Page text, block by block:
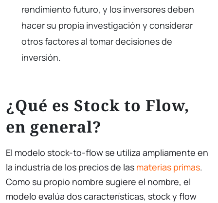
rendimiento futuro, y los inversores deben
hacer su propia investigación y considerar
otros factores al tomar decisiones de
inversión.
¿Qué es Stock to Flow,
en general?
El modelo stock-to-flow se utiliza ampliamente en
la industria de los precios de las materias primas.
Como su propio nombre sugiere el nombre, el
modelo evalúa dos características, stock y flow